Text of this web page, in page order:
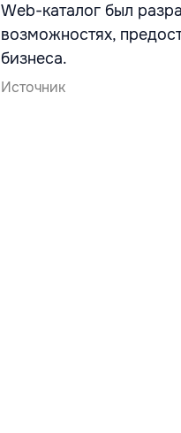
Web-каталог был
возможностях,
бизнеса.
Источник